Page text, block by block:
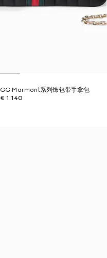
GG Marmont系列饰包带手拿包
€ 1.140